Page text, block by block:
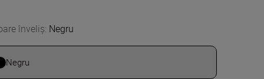
înveliș: Negru
Negru